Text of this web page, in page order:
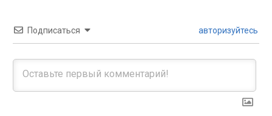
Подписаться авторизуйтесь